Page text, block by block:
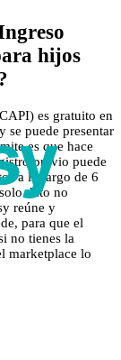
hijos
es gratuito en
se puede presentar
es que hace
previo puede
a lo largo de 6
dato no
reúne y
para que el
no tienes la
marketplace lo